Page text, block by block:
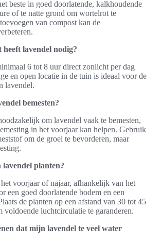
beste in goed doorlatende, kalkhoudende
of te natte grond om wortelrot te
van compost kan de
heeft lavendel nodig?
6 tot 8 uur direct zonlicht per dag
en open locatie in de tuin is ideaal voor de
lavendel.
bemesten?
om lavendel vaak te bemesten,
in het voorjaar kan helpen. Gebruik
om de groei te bevorderen, maar
planten?
voorjaar of najaar, afhankelijk van het
een goed doorlatende bodem en een
de planten op een afstand van 30 tot 45
voldoende luchtcirculatie te garanderen.
dat mijn lavendel te veel water